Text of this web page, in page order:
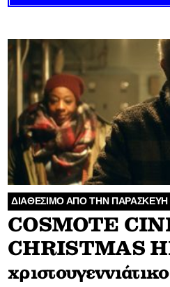
TECH
HEALTH
MEDIALAND
DRIVE
SPORTS
DIA Y NOCHE
CONTACT
ADVERTISE
ΔΙΑΘΕΣΙΜΟ ΑΠΟ ΤΗΝ ΠΑΡΑΣΚΕΥΗ
COSMOTE
CHRISTMAS